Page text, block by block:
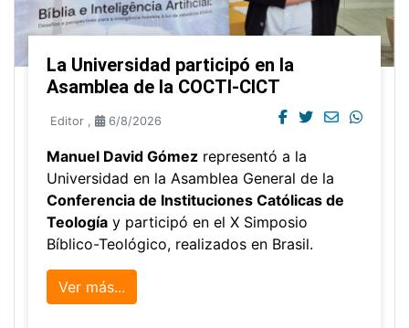
La Universidad participó en la
Asamblea de la COCTI-CICT
Editor , 6/8/2026
Manuel David Gómez representó a la
Universidad en la Asamblea General de la
Conferencia de Instituciones Católicas de
Teología y participó en el X Simposio
Bíblico-Teológico, realizados en Brasil.
Ver más...